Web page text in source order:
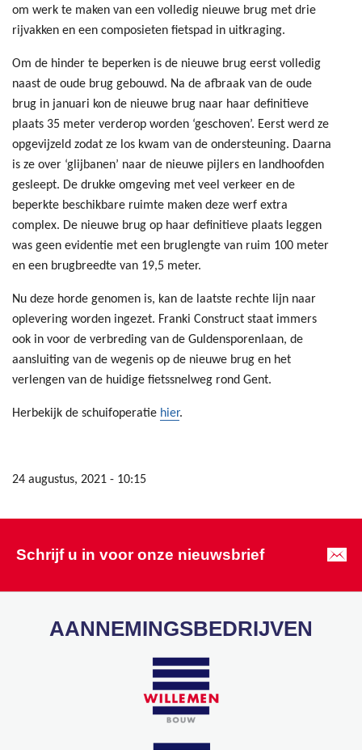
om werk te maken van een volledig nieuwe brug met drie
rijvakken en een composieten fietspad in uitkraging.
Om de hinder te beperken is de nieuwe brug eerst volledig
naast de oude brug gebouwd. Na de afbraak van de oude
brug in januari kon de nieuwe brug naar haar definitieve
plaats 35 meter verderop worden ‘geschoven’. Eerst werd ze
opgevijzeld zodat ze los kwam van de ondersteuning. Daarna
is ze over ‘glijbanen’ naar de nieuwe pijlers en landhoofden
gesleept. De drukke omgeving met veel verkeer en de
beperkte beschikbare ruimte maken deze werf extra
complex. De nieuwe brug op haar definitieve plaats leggen
was geen evidentie met een bruglengte van ruim 100 meter
en een brugbreedte van 19,5 meter.
Nu deze horde genomen is, kan de laatste rechte lijn naar
oplevering worden ingezet. Franki Construct staat immers
ook in voor de verbreding van de Guldensporenlaan, de
aansluiting van de wegenis op de nieuwe brug en het
verlengen van de huidige fietssnelweg rond Gent.
Herbekijk de schuifoperatie hier.
24 augustus, 2021 - 10:15
Schrijf u in voor onze nieuwsbrief
AANNEMINGSBEDRIJVEN